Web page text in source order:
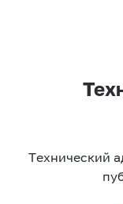
Технический